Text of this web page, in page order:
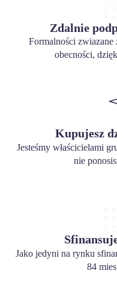
Zdalnie
Formalności
obecności,
Kupujesz
Jesteśmy właścicielami
nie
Jako jedyni na rynku
84